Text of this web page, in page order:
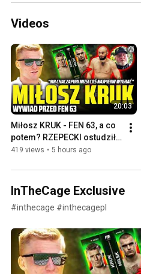
Videos
20:03
Miłosz KRUK - FEN 63, a co
potem? RZEPECKI ostudził
ambicje? GAMROT "rzucony
419 views • 5 hours ago
InTheCage Exclusive
#inthecage #inthecagepl